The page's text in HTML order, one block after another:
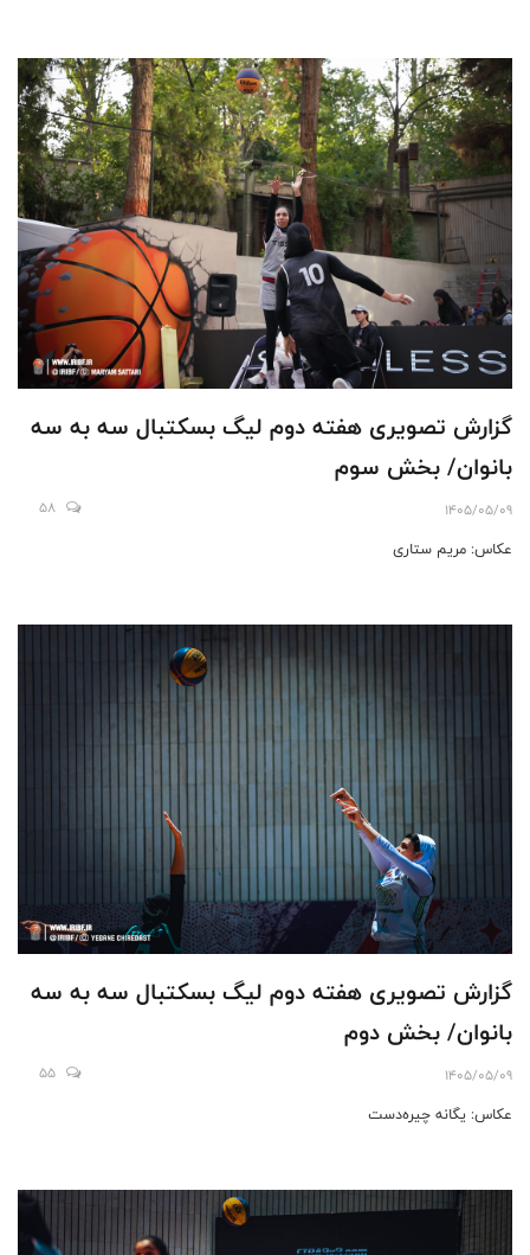
گزارش تصویری هفته دوم لیگ بسکتبال سه به سه
بانوان/ بخش سوم
1405/05/09
58
عکاس: مریم ستاری
گزارش تصویری هفته دوم لیگ بسکتبال سه به سه
بانوان/ بخش دوم
1405/05/09
55
عکاس: یگانه چیره‌دست